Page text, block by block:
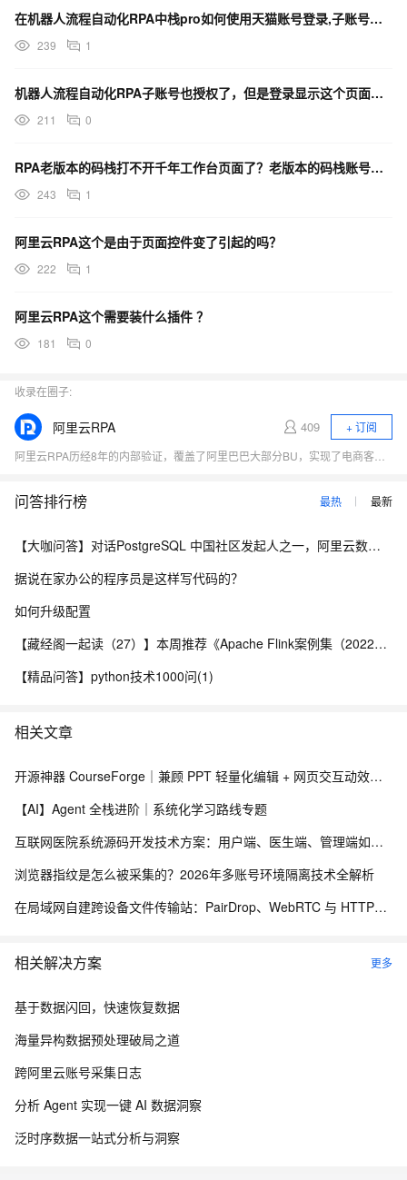
在机器人流程自动化RPA中栈pro如何使用天猫账号登录,子账号登录是这样的页面?
239 1
机器人流程自动化RPA子账号也授权了，但是登录显示这个页面，能帮我看下什么情况嘛？
211 0
RPA老版本的码栈打不开千年工作台页面了？老版本的码栈账号和应用都可以迁移到码栈pro里的码？
243 1
阿里云RPA这个是由于页面控件变了引起的吗？
222 1
阿里云RPA这个需要装什么插件 ？
181 0
收录在圈子:
阿里云RPA 409
+ 订阅
问答排行榜 最热 最新
【大咖问答】对话PostgreSQL 中国社区发起人之一，阿里云数据库高级专家 德哥
据说在家办公的程序员是这样写代码的？
如何升级配置
【藏经阁一起读（27）】本周推荐《Apache Flink案例集（2022版）》，你有哪些心得？
【精品问答】python技术1000问(1)
相关文章
开源神器 CourseForge｜兼顾 PPT 轻量化编辑 + 网页交互动效，一键 PPT 转交互式网页课件
【AI】Agent 全栈进阶｜系统化学习路线专题
互联网医院系统源码开发技术方案：用户端、医生端、管理端如何实现三端协同？
浏览器指纹是怎么被采集的？2026年多账号环境隔离技术全解析
在局域网自建跨设备文件传输站：PairDrop、WebRTC 与 HTTPS 部署实践
相关解决方案 更多
基于数据闪回，快速恢复数据
海量异构数据预处理破局之道
跨阿里云账号采集日志
分析 Agent 实现一键 AI 数据洞察
泛时序数据一站式分析与洞察